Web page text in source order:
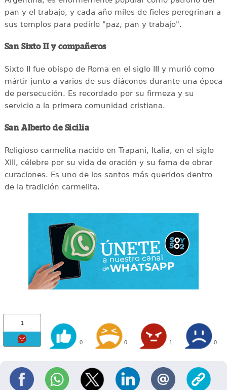
pan y el trabajo, y cada año miles de fieles peregrinan a
sus templos para pedirle "paz, pan y trabajo".
San Sixto II y compañeros
Sixto II fue obispo de Roma en el siglo III y murió como
mártir junto a varios de sus diáconos durante una época
de persecución. Es recordado por su firmeza y su
servicio a la primera comunidad cristiana.
San Alberto de Sicilia
Religioso carmelita nacido en Trapani, Italia, en el siglo
XIII, célebre por su vida de oración y su fama de obrar
curaciones. Es uno de los santos más queridos dentro
de la tradición carmelita.
1
0 0 1 0